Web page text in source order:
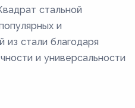
стальной
и
из стали благодаря
и универсальности